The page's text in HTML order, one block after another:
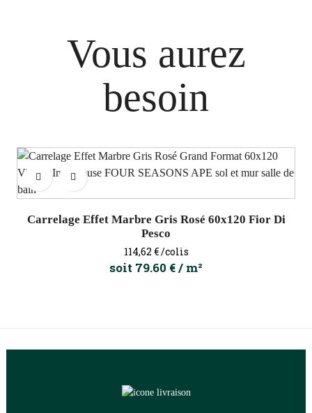
Vous aurez
besoin
Carrelage Effet Marbre Gris Rosé 60x120 Fior Di
Pesco
Prix
114,62 €/colis
soit 79.60 € / m²